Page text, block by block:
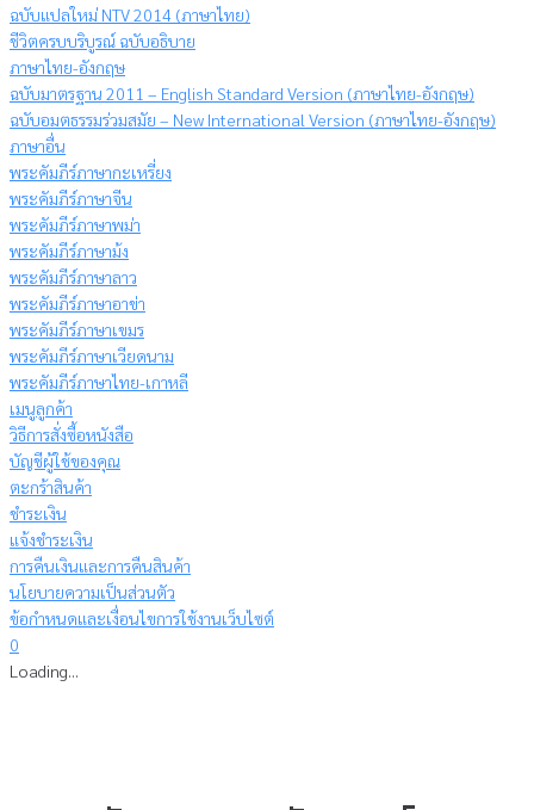
ฉบับแปลใหม่ NTV 2014 (ภาษาไทย)
ชีวิตครบบริบูรณ์ ฉบับอธิบาย
ภาษาไทย-อังกฤษ
ฉบับมาตรฐาน 2011 – English Standard Version (ภาษาไทย-อังกฤษ)
ฉบับอมตธรรมร่วมสมัย – New International Version (ภาษาไทย-อังกฤษ)
ภาษาอื่น
พระคัมภีร์ภาษากะเหรี่ยง
พระคัมภีร์ภาษาจีน
พระคัมภีร์ภาษาพม่า
พระคัมภีร์ภาษาม้ง
พระคัมภีร์ภาษาลาว
พระคัมภีร์ภาษาอาข่า
พระคัมภีร์ภาษาเขมร
พระคัมภีร์ภาษาเวียดนาม
พระคัมภีร์ภาษาไทย-เกาหลี
เมนูลูกค้า
วิธีการสั่งซื้อหนังสือ
บัญชีผู้ใช้ของคุณ
ตะกร้าสินค้า
ชำระเงิน
แจ้งชำระเงิน
การคืนเงินและการคืนสินค้า
นโยบายความเป็นส่วนตัว
ข้อกำหนดและเงื่อนไขการใช้งานเว็บไซต์
0
Loading...